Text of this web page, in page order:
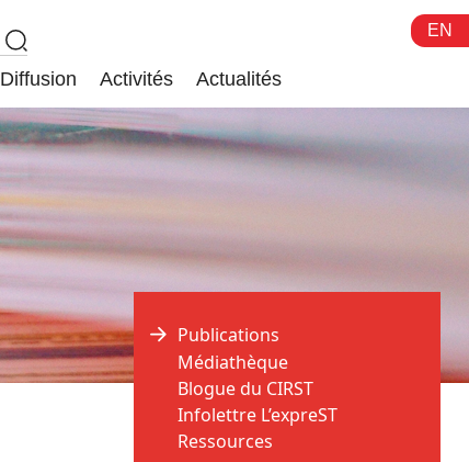
EN
Diffusion Activités Actualités
Publications
Médiathèque
Blogue du CIRST
Infolettre L’expreST
Ressources